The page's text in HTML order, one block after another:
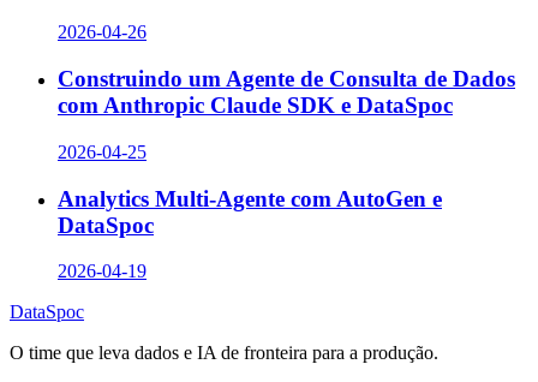
2026-04-26
Construindo um Agente de Consulta de Dados
com Anthropic Claude SDK e DataSpoc
2026-04-25
Analytics Multi-Agente com AutoGen e
DataSpoc
2026-04-19
DataSpoc
O time que leva dados e IA de fronteira para a produção.